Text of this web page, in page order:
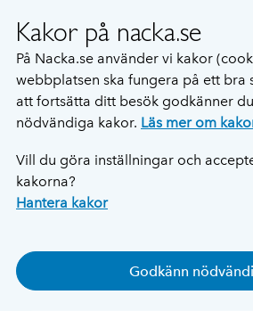
Kakor på nacka.se
På Nacka.se använder vi kakor
webbplatsen ska fungera på ett bra
att fortsätta ditt besök godkänner
nödvändiga kakor. Läs mer om
Vill du göra inställningar och
kakorna?
Hantera kakor
Godkänn